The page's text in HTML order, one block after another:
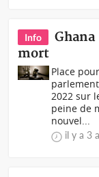
Info
mort
Place
2022 sur
peine de
nouvel...
il y a 3